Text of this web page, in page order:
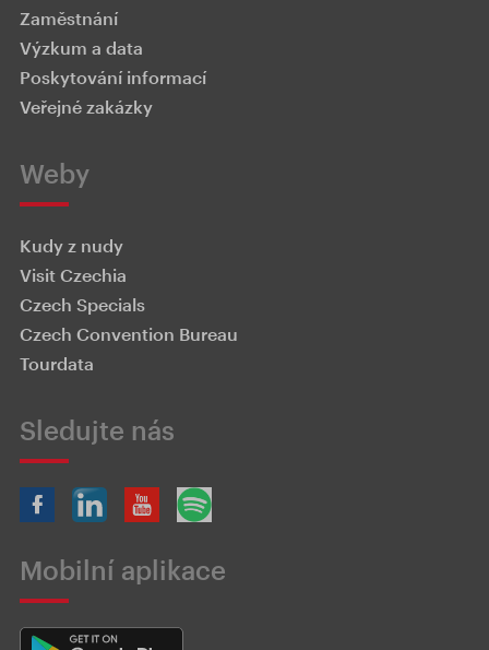
Zaměstnání
Výzkum a data
Poskytování informací
Veřejné zakázky
Weby
Kudy z nudy
Visit Czechia
Czech Specials
Czech Convention Bureau
Tourdata
Sledujte nás
Mobilní aplikace